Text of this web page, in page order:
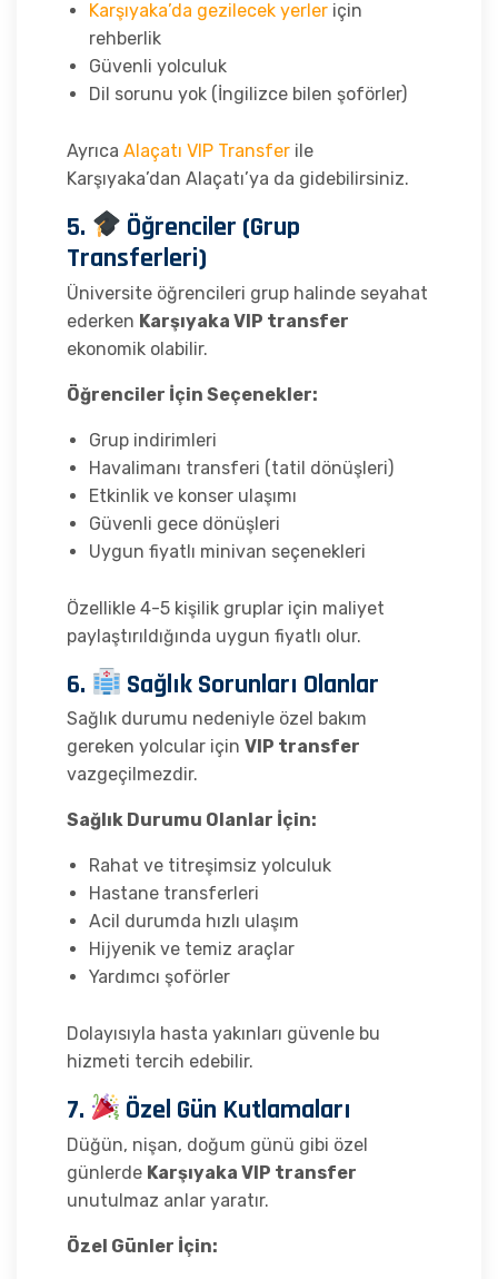
Karşıyaka’da gezilecek yerler için
rehberlik
Güvenli yolculuk
Dil sorunu yok (İngilizce bilen şoförler)
Ayrıca Alaçatı VIP Transfer ile
Karşıyaka’dan Alaçatı’ya da gidebilirsiniz.
5.
Öğrenciler (Grup
Transferleri)
Üniversite öğrencileri grup halinde seyahat
ederken Karşıyaka VIP transfer
ekonomik olabilir.
Öğrenciler İçin Seçenekler:
Grup indirimleri
Havalimanı transferi (tatil dönüşleri)
Etkinlik ve konser ulaşımı
Güvenli gece dönüşleri
Uygun fiyatlı minivan seçenekleri
Özellikle 4-5 kişilik gruplar için maliyet
paylaştırıldığında uygun fiyatlı olur.
6. Sağlık Sorunları Olanlar
Sağlık durumu nedeniyle özel bakım
gereken yolcular için VIP transfer
vazgeçilmezdir.
Sağlık Durumu Olanlar İçin:
Rahat ve titreşimsiz yolculuk
Hastane transferleri
Acil durumda hızlı ulaşım
Hijyenik ve temiz araçlar
Yardımcı şoförler
Dolayısıyla hasta yakınları güvenle bu
hizmeti tercih edebilir.
7. Özel Gün Kutlamaları
Düğün, nişan, doğum günü gibi özel
günlerde Karşıyaka VIP transfer
unutulmaz anlar yaratır.
Özel Günler İçin: